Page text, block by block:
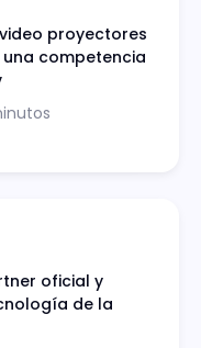
video proyectores
competencia
oficial y
de la